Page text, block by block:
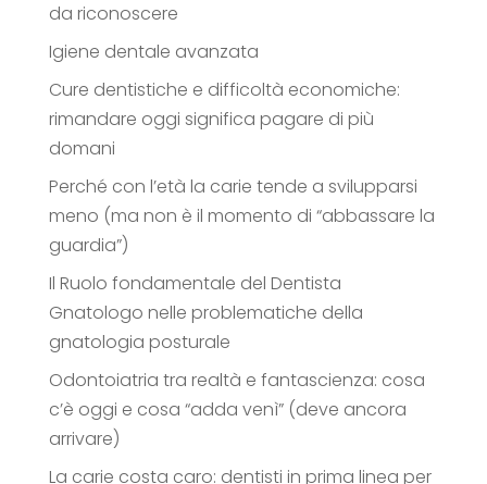
da riconoscere
Igiene dentale avanzata
Cure dentistiche e difficoltà economiche:
rimandare oggi significa pagare di più
domani
Perché con l’età la carie tende a svilupparsi
meno (ma non è il momento di “abbassare la
guardia”)
Il Ruolo fondamentale del Dentista
Gnatologo nelle problematiche della
gnatologia posturale
Odontoiatria tra realtà e fantascienza: cosa
c’è oggi e cosa “adda venì” (deve ancora
arrivare)
La carie costa caro: dentisti in prima linea per